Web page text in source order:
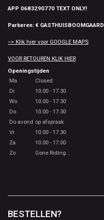
APP 0683290770 TEXT ONLY!
Parkeren: € GASTHUISBOOMGAARD
--> Klik hier voor GOOGLE MAPS
VOOR RETOUREN KLIK HIER
Openingstijden
Ma
Closed
Di
10.00 - 17.30
Wo
10.00 - 17.30
Do
10.00 - 17.30
Do avond op afspraak
Vr
10.00 - 17.30
Za
10.00 - 17.00
Zo
Gone Riding...
BESTELLEN?